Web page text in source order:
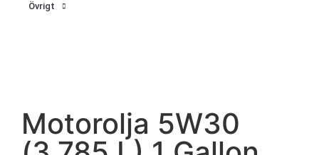
Övrigt
Motorolja 5W30